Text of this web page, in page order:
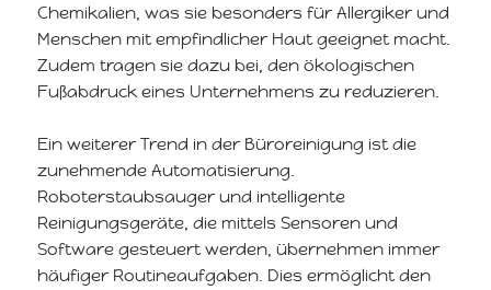
Chemikalien, was sie besonders für Allergiker und
Menschen mit empfindlicher Haut geeignet macht.
Zudem tragen sie dazu bei, den ökologischen
Fußabdruck eines Unternehmens zu reduzieren.
Ein weiterer Trend in der Büroreinigung ist die
zunehmende Automatisierung.
Roboterstaubsauger und intelligente
Reinigungsgeräte, die mittels Sensoren und
Software gesteuert werden, übernehmen immer
häufiger Routineaufgaben. Dies ermöglicht den